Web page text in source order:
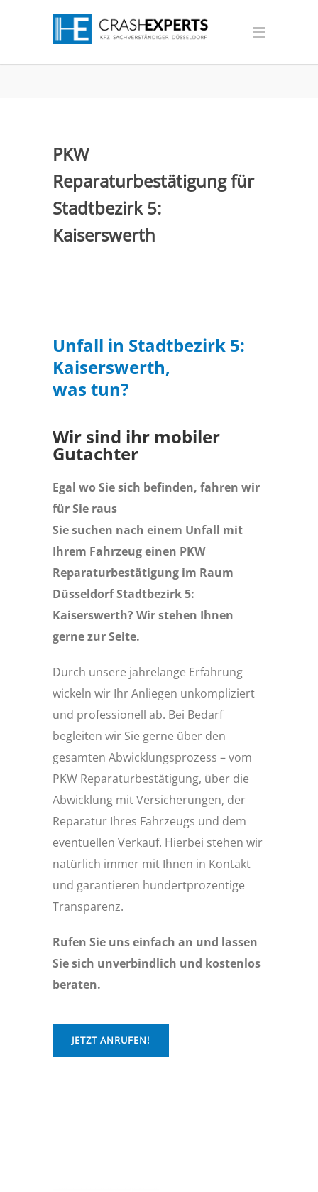
PKW
Reparaturbestätigung für
Stadtbezirk 5:
Kaiserswerth
Unfall in Stadtbezirk 5:
Kaiserswerth,
was tun?
Wir sind ihr mobiler
Gutachter
Egal wo Sie sich befinden, fahren wir
für Sie raus
Sie suchen nach einem Unfall mit
Ihrem Fahrzeug einen PKW
Reparaturbestätigung im Raum
Düsseldorf Stadtbezirk 5:
Kaiserswerth? Wir stehen Ihnen
gerne zur Seite.
Durch unsere jahrelange Erfahrung
wickeln wir Ihr Anliegen unkompliziert
und professionell ab. Bei Bedarf
begleiten wir Sie gerne über den
gesamten Abwicklungsprozess – vom
PKW Reparaturbestätigung, über die
Abwicklung mit Versicherungen, der
Reparatur Ihres Fahrzeugs und dem
eventuellen Verkauf. Hierbei stehen wir
natürlich immer mit Ihnen in Kontakt
und garantieren hundertprozentige
Transparenz.
Rufen Sie uns einfach an und lassen
Sie sich unverbindlich und kostenlos
beraten.
JETZT ANRUFEN!